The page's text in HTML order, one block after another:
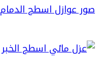
صور عوازل اسطح الدمام